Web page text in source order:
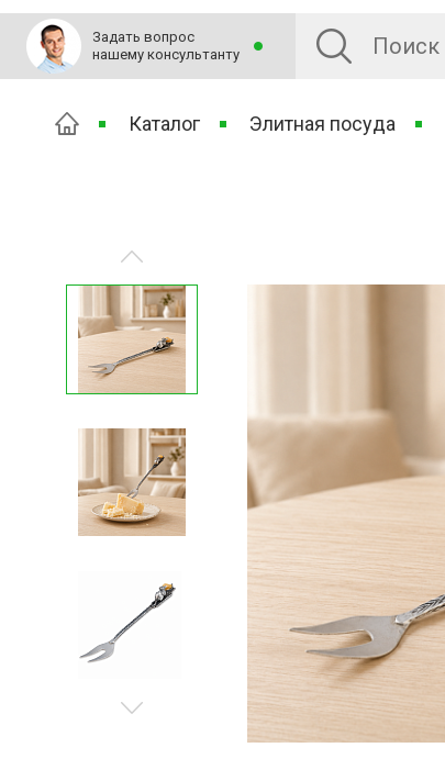
Задать вопрос
нашему консультанту
Каталог Элитная посуда